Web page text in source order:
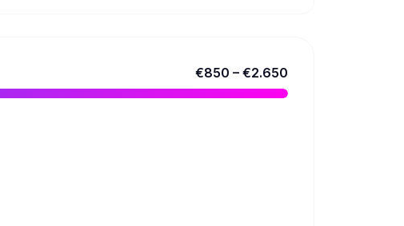
€850 – €2.650